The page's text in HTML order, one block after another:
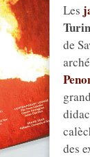
Les
Turin
de
des